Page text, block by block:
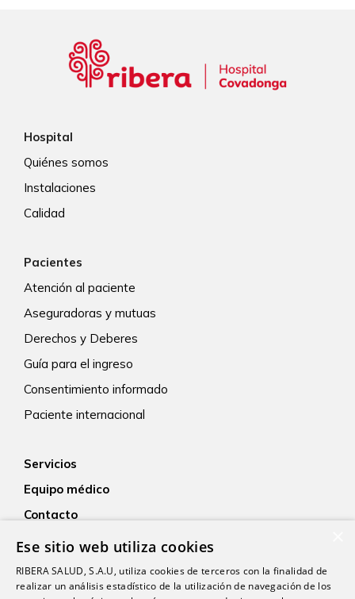
Hospital
Quiénes somos
Instalaciones
Calidad
Pacientes
Atención al paciente
Aseguradoras y mutuas
Derechos y Deberes
Guía para el ingreso
Consentimiento informado
Paciente internacional
Servicios
Equipo médico
Contacto
Empleo
Actualidad
Ese sitio web utiliza cookies
RIBERA SALUD, S.A.U, utiliza cookies de terceros con la finalidad de
realizar un análisis estadístico de la utilización de navegación de los